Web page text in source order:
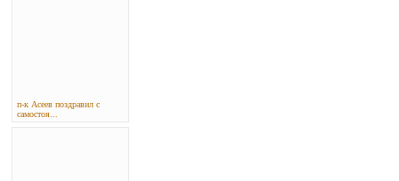
п-к Асеев поздравил с
самостоя...